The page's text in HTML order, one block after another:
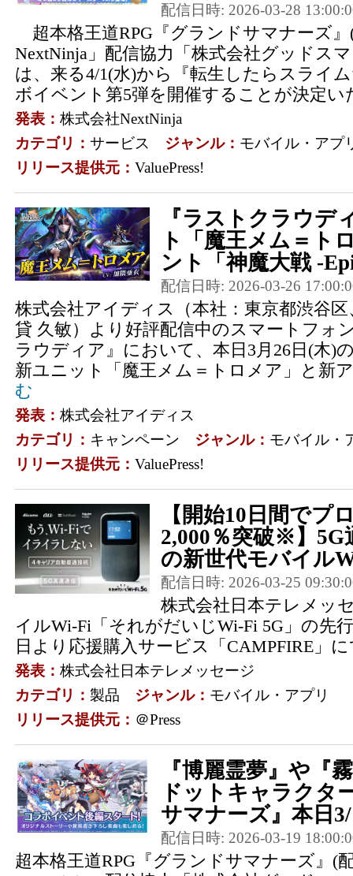
配信日時: 2026-03-28
超本格王道RPG『グランドサマナーズ
NextNinja」配信協力「株式会社グッドス
は、来る4/1(水)から『転生したらスライ
ボイベント第5弾を開催することが決定い
発表： 株式会社NextNinja
カテゴリ： サービス ジャンル： モバイル・アプ
リリース提供元： ValuePress!
『ラストクラウデ
ト「魔王メム＝ト
ント「神魔大戦 -
配信日時: 2026-03-26
株式会社アイディス（本社：東京都渋谷
貸 久敏）より好評配信中のスマートフォ
ラウディア』において、本日3月26日(木)
新ユニット「魔王メム＝トロメア」と新
む
発表： 株式会社アイディス
カテゴリ： キャンペーン ジャンル： モバイル・
リリース提供元： ValuePress!
【開始10日間でプ
2,000％突破※】5G
の新世代モバイル
配信日時: 2026-03-25
株式会社日本テレメッ
イルWi-Fi「それがだいじWi-Fi 5G」の先
日より応援購入サービス「CAMPFIRE」
発表： 株式会社日本テレメッセージ
カテゴリ： 製品 ジャンル： モバイル・アプリ
リリース提供元： ＠Press
『博麗霊夢』や『
ドットキャラクタ
サマナーズ』本日
配信日時: 2026-03-19
超本格王道RPG『グランドサマナーズ』(